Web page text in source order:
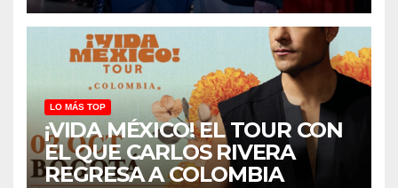
LO MÁS TOP
¡VIDA MÉXICO! EL TOUR CON
EL QUE CARLOS RIVERA
REGRESA A COLOMBIA